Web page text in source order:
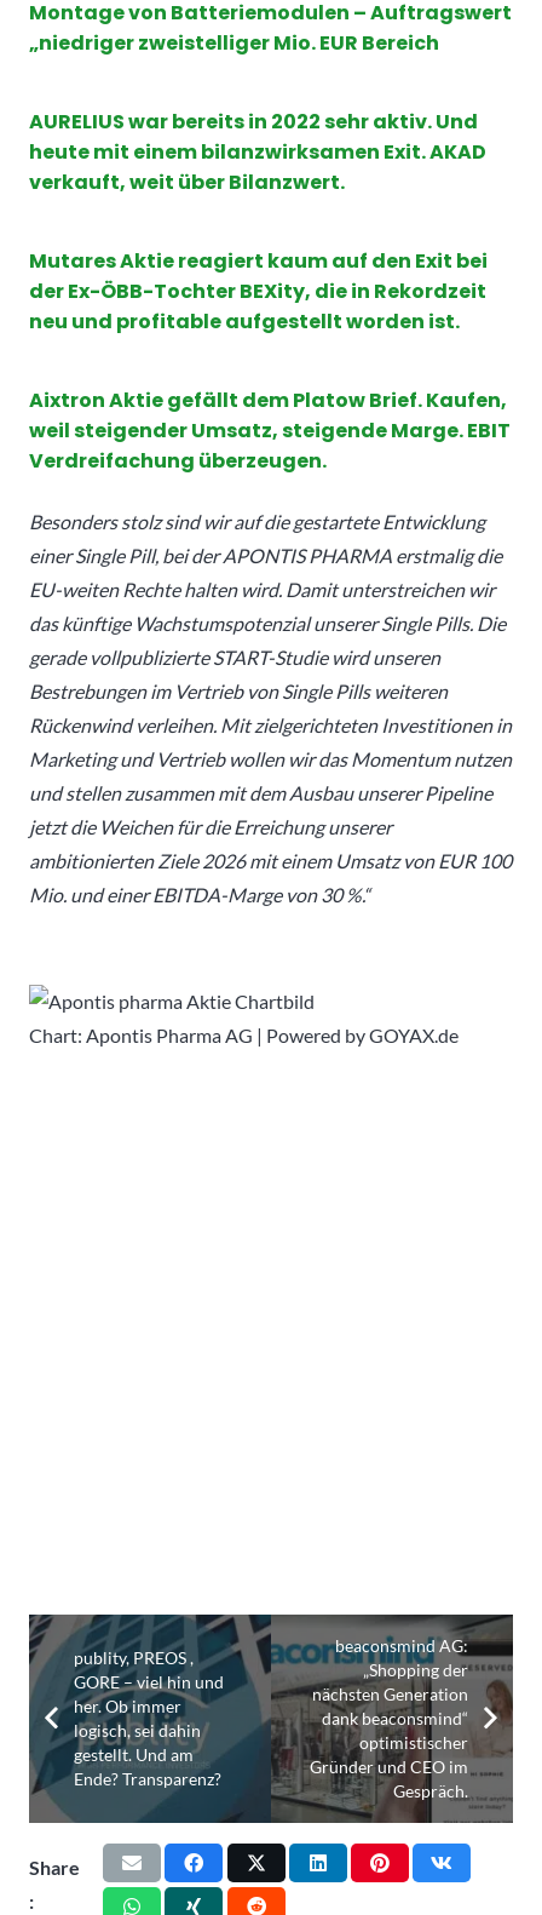
Montage von Batteriemodulen – Auftragswert
„niedriger zweistelliger Mio. EUR Bereich
AURELIUS war bereits in 2022 sehr aktiv. Und
heute mit einem bilanzwirksamen Exit. AKAD
verkauft, weit über Bilanzwert.
Mutares Aktie reagiert kaum auf den Exit bei
der Ex-ÖBB-Tochter BEXity, die in Rekordzeit
neu und profitable aufgestellt worden ist.
Aixtron Aktie gefällt dem Platow Brief. Kaufen,
weil steigender Umsatz, steigende Marge. EBIT
Verdreifachung überzeugen.
Besonders stolz sind wir auf die gestartete Entwicklung
einer Single Pill, bei der APONTIS PHARMA erstmalig die
EU-weiten Rechte halten wird. Damit unterstreichen wir
das künftige Wachstumspotenzial unserer Single Pills. Die
gerade vollpublizierte START-Studie wird unseren
Bestrebungen im Vertrieb von Single Pills weiteren
Rückenwind verleihen. Mit zielgerichteten Investitionen in
Marketing und Vertrieb wollen wir das Momentum nutzen
und stellen zusammen mit dem Ausbau unserer Pipeline
jetzt die Weichen für die Erreichung unserer
ambitionierten Ziele 2026 mit einem Umsatz von EUR 100
Mio. und einer EBITDA-Marge von 30 %.“
Chart: Apontis Pharma AG | Powered by GOYAX.de
publity, PREOS ,
GORE – viel hin und
her. Ob immer
logisch, sei dahin
gestellt. Und am
Ende? Transparenz?
beaconsmind AG:
„Shopping der
nächsten Generation
dank beaconsmind“
optimistischer
Gründer und CEO im
Gespräch.
Share
: